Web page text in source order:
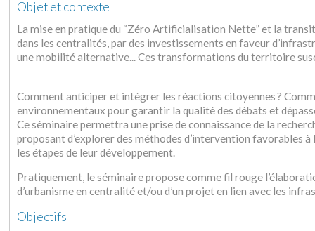
Objet et contexte
La mise en pratique du “Zéro Artificialisation Nette” et la
dans les centralités, par des investissements en faveur
une mobilité alternative... Ces transformations du territoire
Comment anticiper et intégrer les réactions citoyennes ?
environnementaux pour garantir la qualité des débats et
Ce séminaire permettra une prise de connaissance de la
proposant d’explorer des méthodes d’intervention favorables
les étapes de leur développement.
Pratiquement, le séminaire propose comme fil rouge
d’urbanisme en centralité et/ou d’un projet en lien avec les
Objectifs